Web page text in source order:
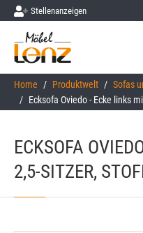
Skip to main content
Stellenanzeigen
You are here:
Home Produktwelt
Sofas
Ecksofa Oviedo - Ecke links
ECKSOFA
2,5-SITZER,